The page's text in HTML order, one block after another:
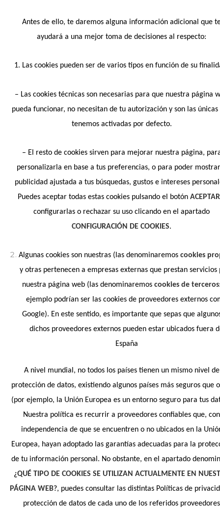
Suscríbete
DESCUBRE MÚSICA NUEVA, EVENTOS Y MÁS
DE MIGUEL CARDONA
SUSCRIBIRME
No, gracias. No quiero suscribirme.
Antes de ello, te daremos alguna información adicional que
ayudará a una mejor toma de decisiones al respecto:
1. Las cookies pueden ser de varios tipos en función de su
– Las cookies técnicas son necesarias para que nuestra página
pueda funcionar, no necesitan de tu autorización y son las únicas
tenemos activadas por defecto.
– El resto de cookies sirven para mejorar nuestra página,
personalizarla en base a tus preferencias, o para poder
publicidad ajustada a tus búsquedas, gustos e intereses
Puedes aceptar todas estas cookies pulsando el botón
configurarlas o rechazar su uso clicando en el apartado
CONFIGURACIÓN DE COOKIES.
Algunas cookies son nuestras (las denominaremos cookies
y otras pertenecen a empresas externas que prestan servicios
nuestra página web (las denominaremoscookies de terceros
ejemplo podrían ser las cookies de proveedores externos
Google). En este sentido, es importante que sepas que
dichos proveedores externos pueden estar ubicados fuera
España
A nivel mundial, no todos los países tienen un mismo nivel de
protección de datos, existiendo algunos países más seguros que
(por ejemplo, la Unión Europea es un entorno seguro para tus
Nuestra política es recurrir a proveedores confiables que, con
independencia de que se encuentren o no ubicados en la
Europea, hayan adoptado las garantías adecuadas para la
de tu información personal. No obstante, en el apartado
¿QUÉ TIPO DE COOKIES SE UTILIZAN ACTUALMENTE EN
PÁGINA WEB?, puedes consultar las distintas Políticas de
protección de datos de cada uno de los referidos proveedores